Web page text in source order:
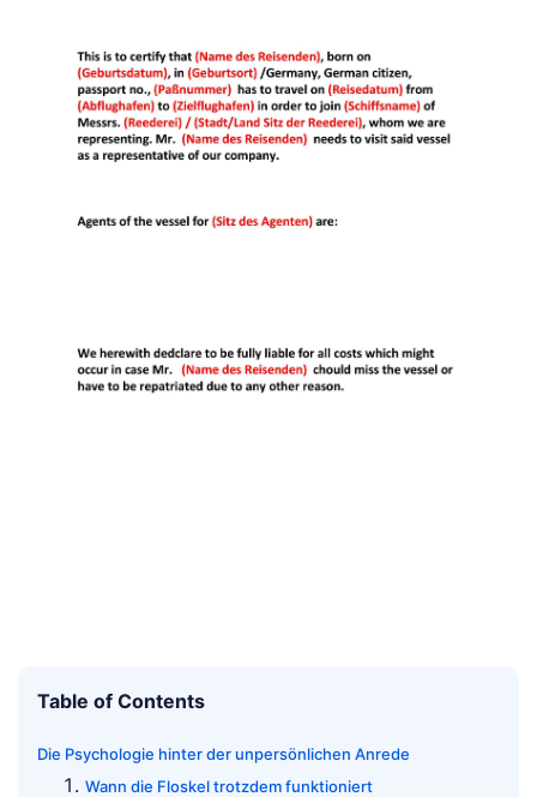
Table of Contents
Die Psychologie hinter der unpersönlichen Anrede
Wann die Floskel trotzdem funktioniert